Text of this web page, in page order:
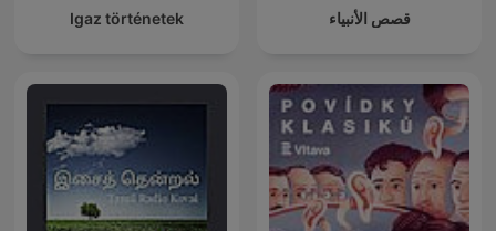
Igaz történetek قصص الأنبياء